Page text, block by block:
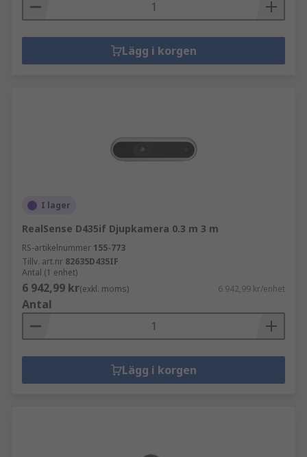
Lägg i korgen
I lager
RealSense D435if Djupkamera 0.3 m 3 m
RS-artikelnummer 155-773
Tillv. art.nr 82635D435IF
Antal (1 enhet)
6 942,99 kr(exkl. moms) 6 942,99 kr/enhet
Antal
Lägg i korgen